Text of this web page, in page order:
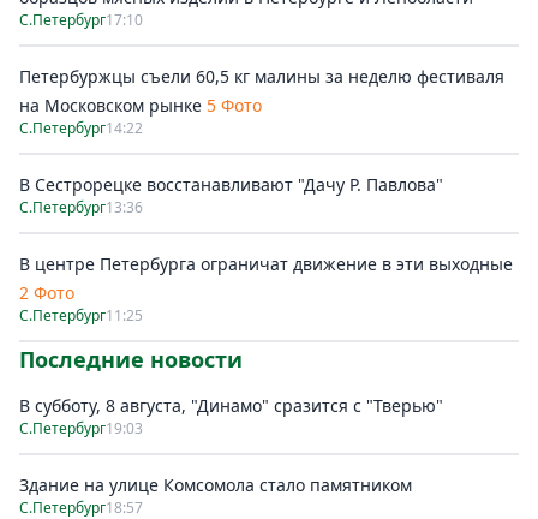
С.Петербург17:10
Петербуржцы съели 60,5 кг малины за неделю фестиваля
на Московском рынке 5 Фото
С.Петербург14:22
В Сестрорецке восстанавливают "Дачу Р. Павлова"
С.Петербург13:36
В центре Петербурга ограничат движение в эти выходные
2 Фото
С.Петербург11:25
Последние новости
В субботу, 8 августа, "Динамо" сразится с "Тверью"
С.Петербург19:03
Здание на улице Комсомола стало памятником
С.Петербург18:57